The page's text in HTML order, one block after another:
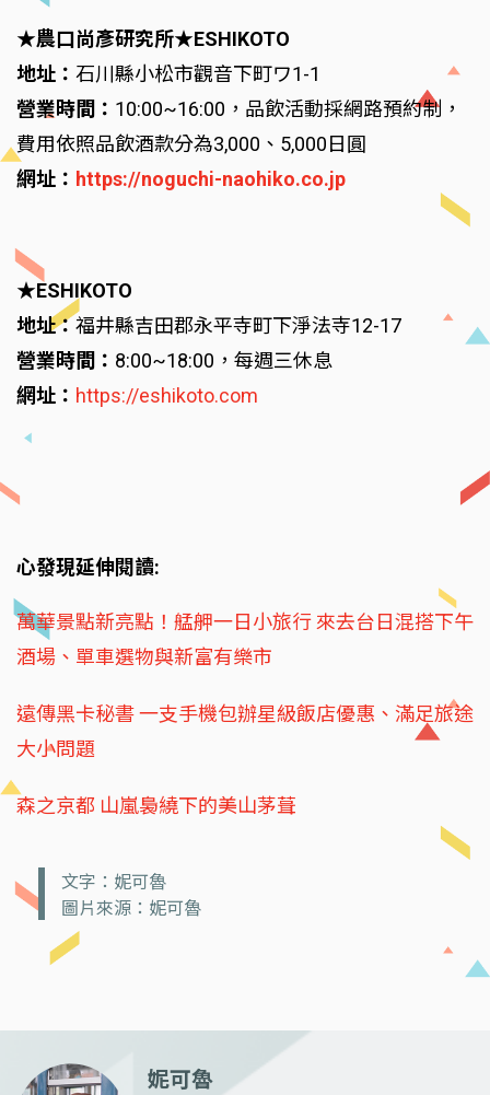
★農口尚彥研究所★ESHIKOTO
地址： 石川縣小松市觀音下町ワ1-1
營業時間： 10:00~16:00，品飲活動採網路預約制，
費用依照品飲酒款分為3,000、5,000日圓
網址： https://noguchi-naohiko.co.jp
★ESHIKOTO
地址： 福井縣吉田郡永平寺町下淨法寺12-17
營業時間： 8:00~18:00，每週三休息
網址： https://eshikoto.com
心發現延伸閱讀:
萬華景點新亮點！艋舺一日小旅行 來去台日混搭下午
酒場、單車選物與新富有樂市
遠傳黑卡秘書 一支手機包辦星級飯店優惠、滿足旅途
大小問題
森之京都 山嵐裊繞下的美山茅葺
文字：妮可魯
圖片來源：妮可魯
妮可魯